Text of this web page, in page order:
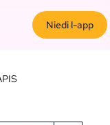
Niedi l-app